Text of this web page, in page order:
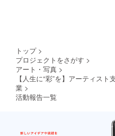
トップ >
プロジェクトをさがす >
アート・写真 >
【人生に“彩”を】アーティス
業 >
活動報告一覧